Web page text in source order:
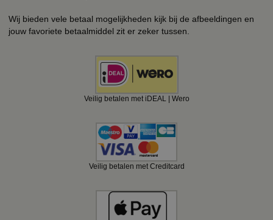
Wij bieden vele betaal mogelijkheden kijk bij de afbeeldingen en
jouw favoriete betaalmiddel zit er zeker tussen.
Veilig betalen met iDEAL | Wero
Veilig betalen met Creditcard